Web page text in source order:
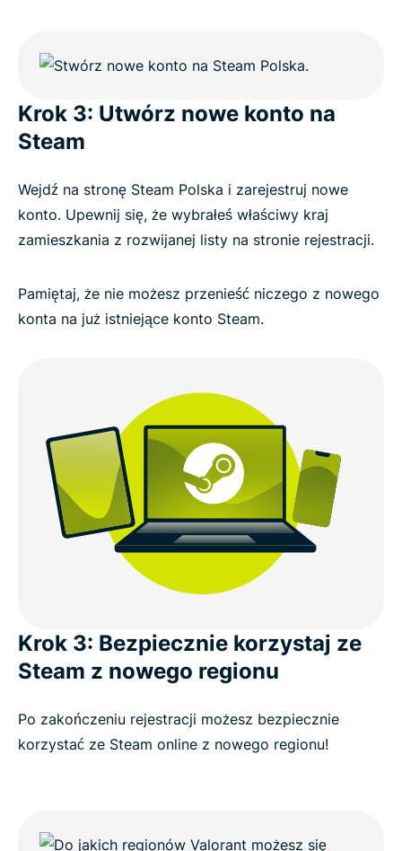
Krok 3: Utwórz nowe konto na
Steam
Wejdź na stronę Steam Polska i zarejestruj nowe
konto. Upewnij się, że wybrałeś właściwy kraj
zamieszkania z rozwijanej listy na stronie rejestracji.
Pamiętaj, że nie możesz przenieść niczego z nowego
konta na już istniejące konto Steam.
Krok 3: Bezpiecznie korzystaj ze
Steam z nowego regionu
Po zakończeniu rejestracji możesz bezpiecznie
korzystać ze Steam online z nowego regionu!